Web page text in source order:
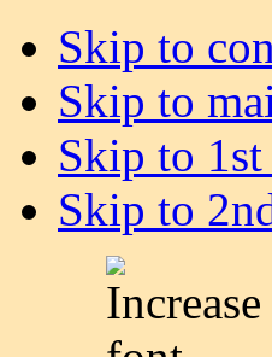
Skip to
Skip to
Skip to
Skip to